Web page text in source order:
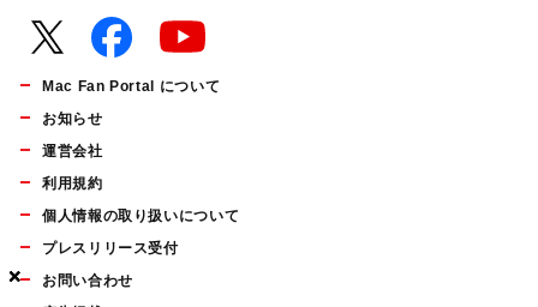
×
×
×
Mac Fan Portal について
お知らせ
運営会社
利用規約
個人情報の取り扱いについて
プレスリリース受付
お問い合わせ